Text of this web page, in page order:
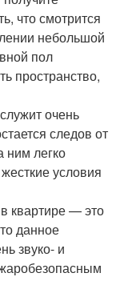
что смотрится
небольшой
пол
пространство,
очень
следов от
ним легко
условия
квартире — это
данное
звуко- и